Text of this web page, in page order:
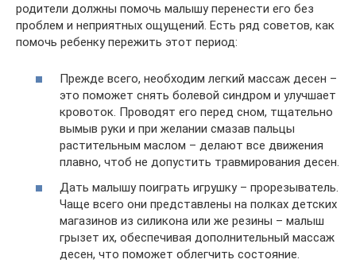
родители должны помочь малышу перенести его без
проблем и неприятных ощущений. Есть ряд советов, как
помочь ребенку пережить этот период:
Прежде всего, необходим легкий массаж десен –
это поможет снять болевой синдром и улучшает
кровоток. Проводят его перед сном, тщательно
вымыв руки и при желании смазав пальцы
растительным маслом – делают все движения
плавно, чтоб не допустить травмирования десен.
Дать малышу поиграть игрушку – прорезыватель.
Чаще всего они представлены на полках детских
магазинов из силикона или же резины – малыш
грызет их, обеспечивая дополнительный массаж
десен, что поможет облегчить состояние.